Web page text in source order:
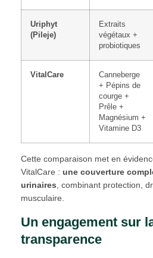
Uriphyt
(Pileje)
Extraits
végétaux +
probiotiques
VitalCare
Canneberge
+ Pépins de
courge +
Prêle +
Magnésium +
Vitamine D3
Cette comparaison met en
VitalCare : une couverture
urinaires , combinant protection,
musculaire.
Un engagement sur
transparence